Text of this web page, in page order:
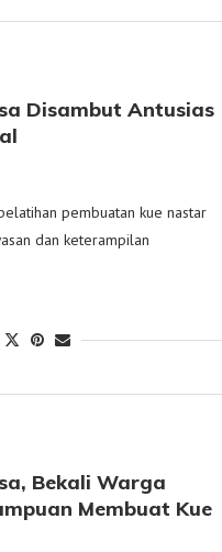
Disambut Antusias
pembuatan kue nastar
dan keterampilan
Bekali Warga
Membuat Kue